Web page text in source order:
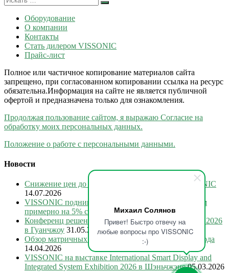
Михаил Солянов
Привет! Быстро отвечу на
любые вопросы про VISSONIC
:-)
Оборудование
О компании
Контакты
Стать дилером VISSONIC
Прайс-лист
Полное или частичное копирование материалов сайта
запрещено, при согласованном копировании ссылка на ресурс
обязательна.Информация на сайте не является публичной
офертой и предназначена только для ознакомления.
Продолжая пользование сайтом, я выражаю Согласие на
обработку моих персональных данных.
Положение о работе с персональными данными.
Новости
Снижение цен до 30% на всю коммутацию VISSONIC
14.07.2026
VISSONIC поднимает стоимость конференц-систем
примерно на 5% с 15 июля 2026 28.06.2026
Конференц решения VISSONIC на Prolight + Sound 2026
в Гуанчжоу 31.05.2026
Обзор матричных коммутаторов VISSONIC 2026 года
14.04.2026
VISSONIC на выставке International Smart Display and
Integrated System Exhibition 2026 в Шэньчжэне 05.03.2026